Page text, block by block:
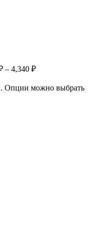
– 4,340 ₽
Опции можно выбрать